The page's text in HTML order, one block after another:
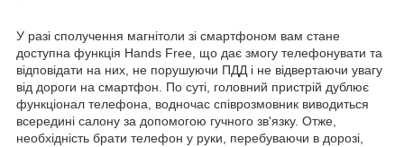
У разі сполучення магнітоли зі смартфоном вам стане
доступна функція Hands Free, що дає змогу телефонувати та
відповідати на них, не порушуючи ПДД і не відвертаючи увагу
від дороги на смартфон. По суті, головний пристрій дублює
функціонал телефона, водночас співрозмовник виводиться
всередині салону за допомогою гучного зв'язку. Отже,
необхідність брати телефон у руки, перебуваючи в дорозі,